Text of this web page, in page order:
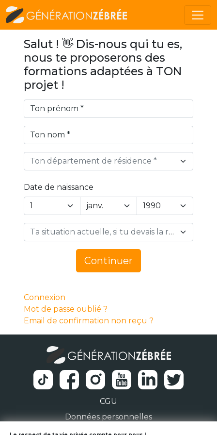
Salut ! 👋 Dis-nous qui tu es,
nous te proposerons des
formations adaptées à TON
projet !
Ton département de résidence *
Date de naissance
Year
Day
Ta situation actuelle, si tu devais la résumer en 1 mot… *
Continuer
Connexion
Mot de passe oublié ?
Email de confirmation non reçu ?
CGU
Données personnelles